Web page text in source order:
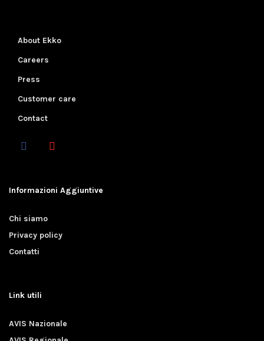
About Ekko
Careers
Press
Customer care
Contact
Informazioni Aggiuntive
Chi siamo
Privacy policy
Contatti
Link utili
AVIS Nazionale